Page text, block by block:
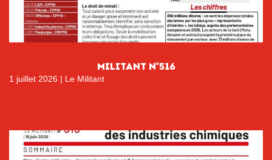
MILITANT N°516
1 juillet 2026 | Le Militant